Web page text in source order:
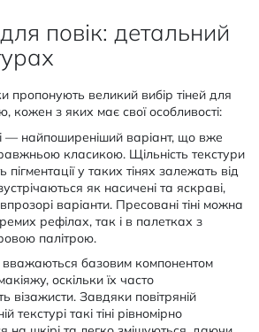
повік: детальний
пропонують великий вибір тіней для
кожен з яких має свої особливості:
— найпоширеніший варіант, що вже
класикою. Щільність текстури
пігментації у таких тінях залежать від
як насичені та яскраві,
варіанти. Пресовані тіні можна
рефілах, так і в палетках з
палітрою.
вважаються базовим компонентом
оскільки їх часто
візажисти. Завдяки повітряній
текстурі такі тіні рівномірно